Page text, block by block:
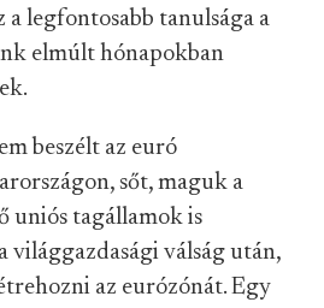
legfontosabb tanulsága a
elmúlt hónapokban
beszélt az euró
sőt, maguk a
uniós tagállamok is
világgazdasági válság után,
az eurózónát. Egy